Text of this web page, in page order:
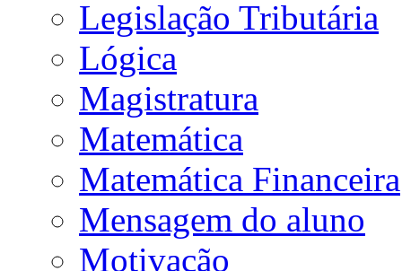
Legislação Tributária
Lógica
Magistratura
Matemática
Matemática Financeira
Mensagem do aluno
Motivação